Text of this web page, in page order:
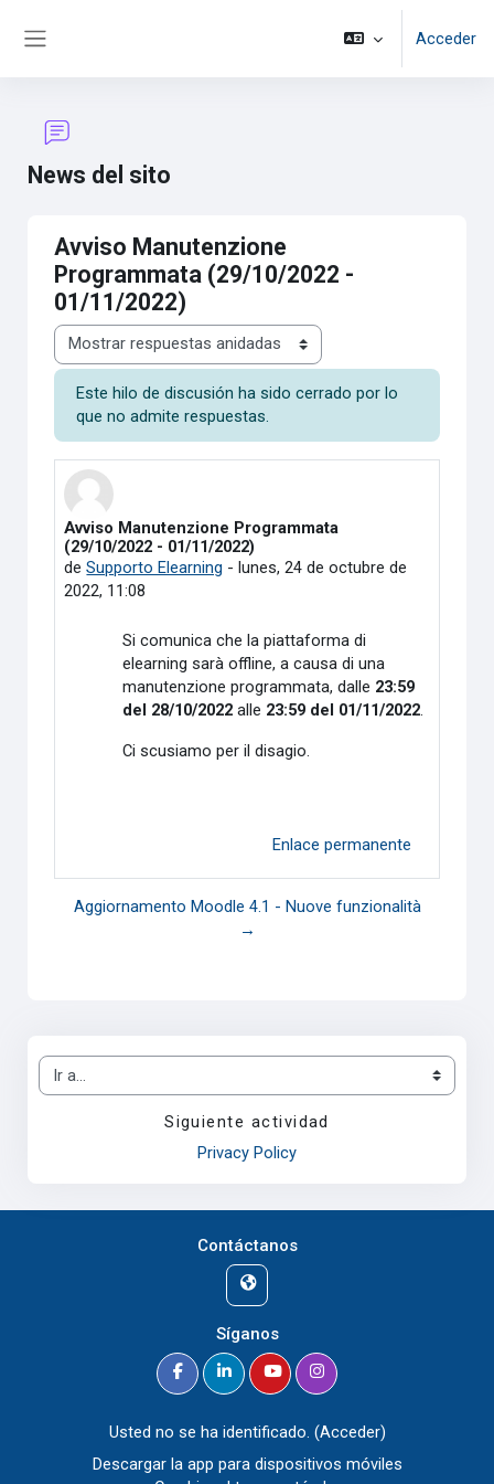
Acceder
News del sito
Avviso Manutenzione
Programmata (29/10/2022 -
01/11/2022)
Mostrar modo
Este hilo de discusión ha sido cerrado por lo
que no admite respuestas.
Avviso Manutenzione Programmata
(29/10/2022 - 01/11/2022)
deSupporto Elearning -lunes, 24 de octubre de
2022, 11:08
Número de respuestas: 0
Si comunica che la piattaforma di
elearning sarà offline, a causa di una
manutenzione programmata, dalle 23:59
del 28/10/2022 alle 23:59 del 01/11/2022.
Ci scusiamo per il disagio.
Enlace permanente
Aggiornamento Moodle 4.1 - Nuove funzionalità
→
Ir a...
Siguiente actividad
Privacy Policy
Contáctanos
Síganos
Usted no se ha identificado. (Acceder)
Descargar la app para dispositivos móviles